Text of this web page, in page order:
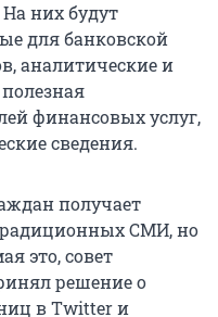
них будут
для банковской
аналитические и
финансовых услуг,
сведения.
получает
СМИ, но
это, совет
решение о
в Twitter и